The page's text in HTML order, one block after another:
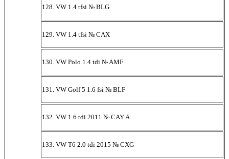
128. VW 1.4 tfsi № BLG
129. VW 1.4 tfsi № CAX
130. VW Polo 1.4 tdi № AMF
131. VW Golf 5 1.6 fsi № BLF
132. VW 1.6 tdi 2011 № CAY A
133. VW T6 2.0 tdi 2015 № CXG